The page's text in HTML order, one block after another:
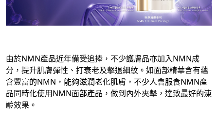
由於NMN產品近年備受追捧，不少護膚品亦加入NMN成
分，提升肌膚彈性、打衰老及擊退細紋。如面部精華含有蘊
含豐富的NMN，能夠滋潤老化肌膚，不少人會服食NMN產
品同時化使用NMN面部產品，做到內外夾擊，達致最好的涷
齡效果。